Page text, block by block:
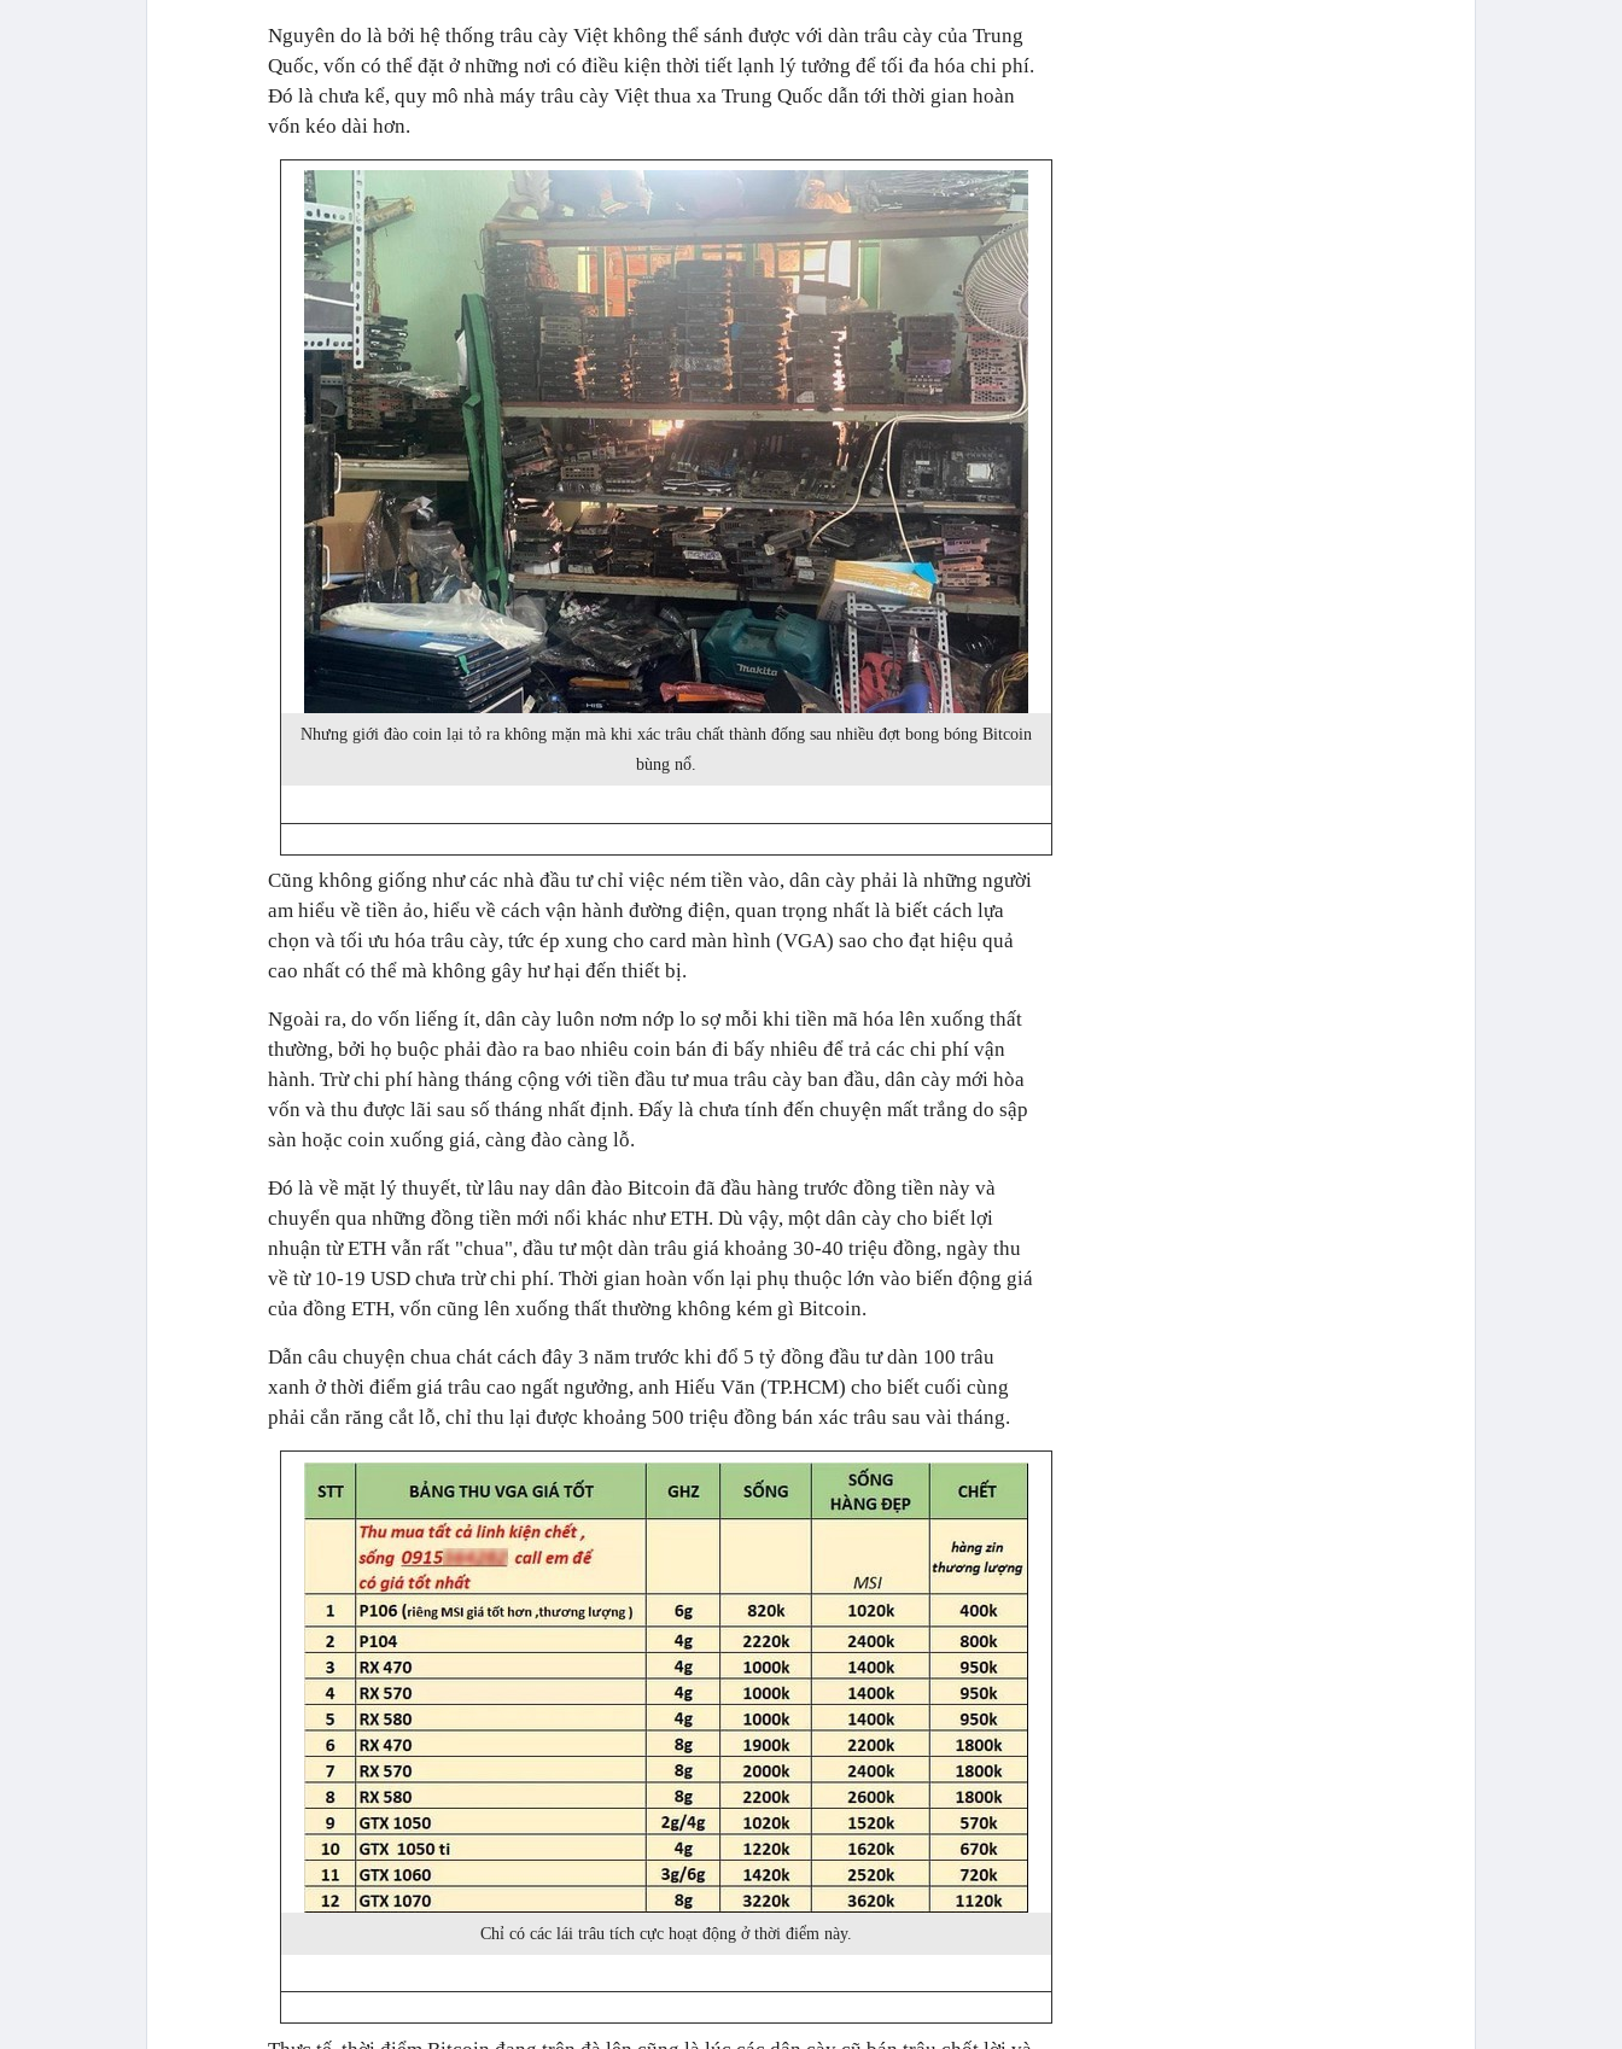
Nguyên do là bởi hệ thống trâu cày Việt không thể sánh được với dàn trâu cày của Trung
Quốc, vốn có thể đặt ở những nơi có điều kiện thời tiết lạnh lý tưởng để tối đa hóa chi phí.
Đó là chưa kể, quy mô nhà máy trâu cày Việt thua xa Trung Quốc dẫn tới thời gian hoàn
vốn kéo dài hơn.
Nhưng giới đào coin lại tỏ ra không mặn mà khi xác trâu chất thành đống sau nhiều đợt bong bóng Bitcoin
bùng nổ.
Cũng không giống như các nhà đầu tư chỉ việc ném tiền vào, dân cày phải là những người
am hiểu về tiền ảo, hiểu về cách vận hành đường điện, quan trọng nhất là biết cách lựa
chọn và tối ưu hóa trâu cày, tức ép xung cho card màn hình (VGA) sao cho đạt hiệu quả
cao nhất có thể mà không gây hư hại đến thiết bị.
Ngoài ra, do vốn liếng ít, dân cày luôn nơm nớp lo sợ mỗi khi tiền mã hóa lên xuống thất
thường, bởi họ buộc phải đào ra bao nhiêu coin bán đi bấy nhiêu để trả các chi phí vận
hành. Trừ chi phí hàng tháng cộng với tiền đầu tư mua trâu cày ban đầu, dân cày mới hòa
vốn và thu được lãi sau số tháng nhất định. Đấy là chưa tính đến chuyện mất trắng do sập
sàn hoặc coin xuống giá, càng đào càng lỗ.
Đó là về mặt lý thuyết, từ lâu nay dân đào Bitcoin đã đầu hàng trước đồng tiền này và
chuyển qua những đồng tiền mới nổi khác như ETH. Dù vậy, một dân cày cho biết lợi
nhuận từ ETH vẫn rất "chua", đầu tư một dàn trâu giá khoảng 30-40 triệu đồng, ngày thu
về từ 10-19 USD chưa trừ chi phí. Thời gian hoàn vốn lại phụ thuộc lớn vào biến động giá
của đồng ETH, vốn cũng lên xuống thất thường không kém gì Bitcoin.
Dẫn câu chuyện chua chát cách đây 3 năm trước khi đổ 5 tỷ đồng đầu tư dàn 100 trâu
xanh ở thời điểm giá trâu cao ngất ngưởng, anh Hiếu Văn (TP.HCM) cho biết cuối cùng
phải cắn răng cắt lỗ, chỉ thu lại được khoảng 500 triệu đồng bán xác trâu sau vài tháng.
Chỉ có các lái trâu tích cực hoạt động ở thời điểm này.